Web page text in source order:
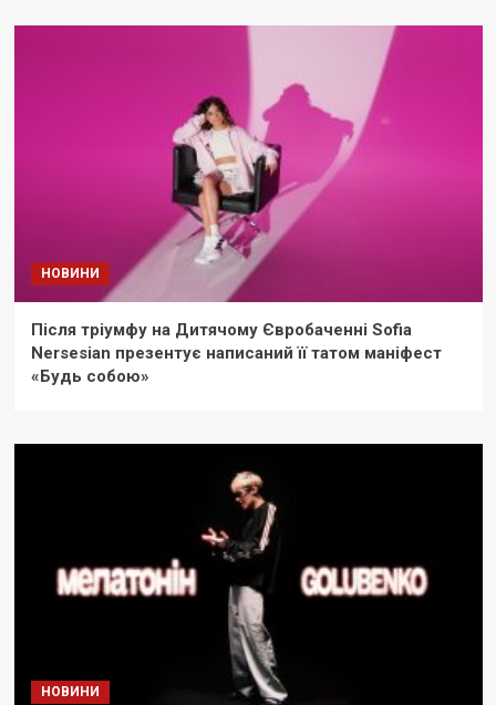
НОВИНИ
Після тріумфу на Дитячому Євробаченні Sofia
Nersesian презентує написаний її татом маніфест
«Будь собою»
НОВИНИ